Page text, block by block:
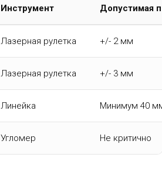
Инструмент Допустимая
Лазерная рулетка +/- 2 мм
Лазерная рулетка +/- 3 мм
Линейка Минимум 40
Угломер Не критично